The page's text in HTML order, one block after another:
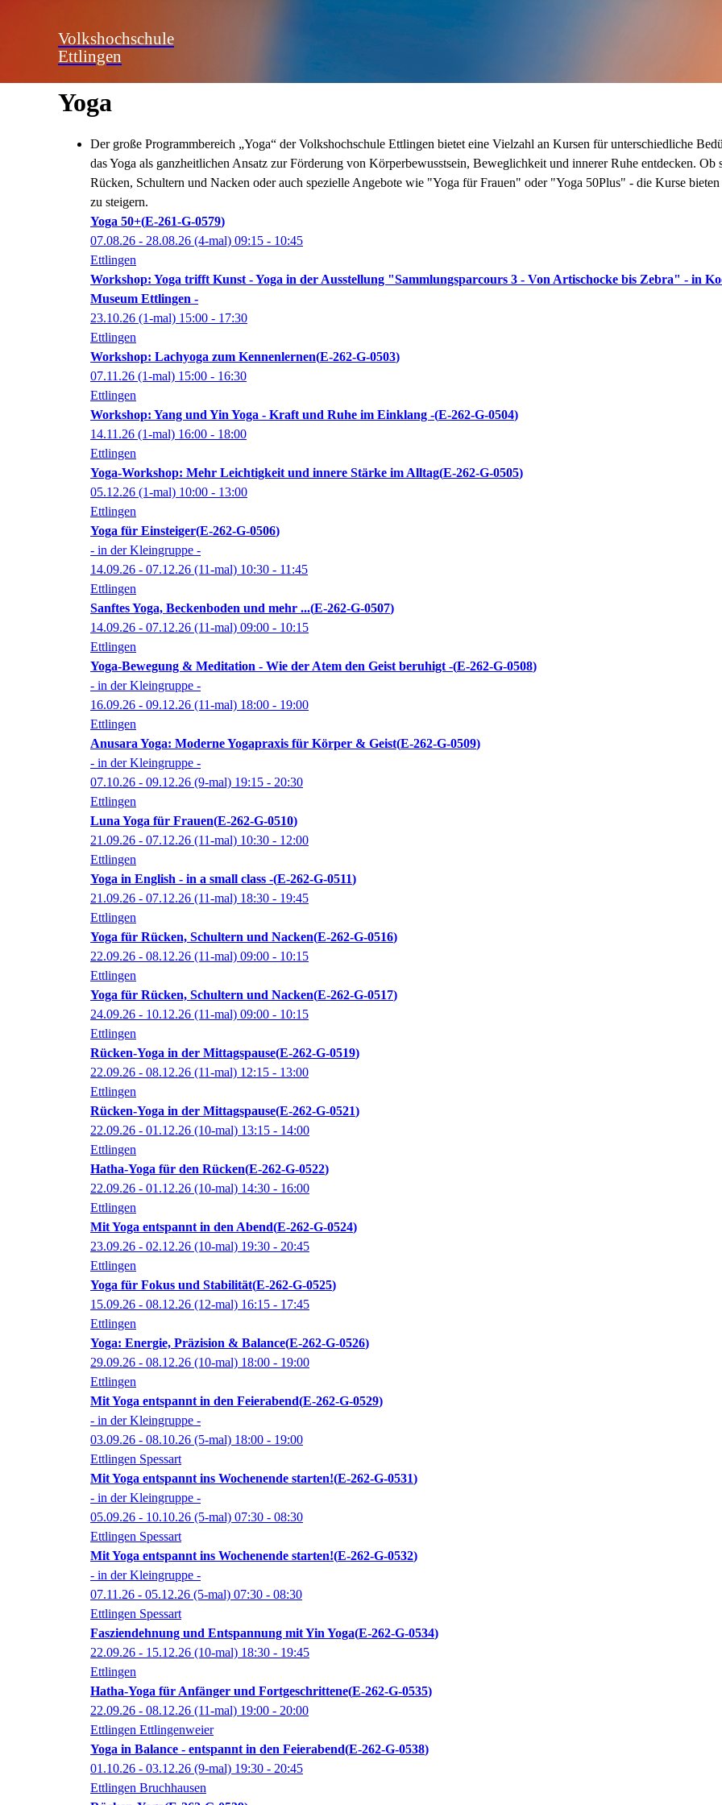
Volkshochschule
Ettlingen
Yoga
Der große Programmbereich „Yoga“ der Volkshochschule Ettlingen bietet eine Vielzahl an Kursen für unterschiedliche
das Yoga als ganzheitlichen Ansatz zur Förderung von Körperbewusstsein, Beweglichkeit und innerer Ruhe entdecken.
Rücken, Schultern und Nacken oder auch spezielle Angebote wie "Yoga für Frauen" oder "Yoga 50Plus" - die Kurse
zu steigern.
Yoga 50+ E-261-G-0579
07.08.26 - 28.08.26 (4-mal) 09:15 - 10:45
Ettlingen
Workshop: Yoga trifft Kunst - Yoga in der Ausstellung "Sammlungsparcours 3 - Von Artischocke bis Zebra" - in
Museum Ettlingen -
23.10.26 (1-mal) 15:00 - 17:30
Ettlingen
Workshop: Lachyoga zum Kennenlernen E-262-G-0503
07.11.26 (1-mal) 15:00 - 16:30
Ettlingen
Workshop: Yang und Yin Yoga - Kraft und Ruhe im Einklang - E-262-G-0504
14.11.26 (1-mal) 16:00 - 18:00
Ettlingen
Yoga-Workshop: Mehr Leichtigkeit und innere Stärke im Alltag E-262-G-0505
05.12.26 (1-mal) 10:00 - 13:00
Ettlingen
Yoga für Einsteiger E-262-G-0506
- in der Kleingruppe -
14.09.26 - 07.12.26 (11-mal) 10:30 - 11:45
Ettlingen
Sanftes Yoga, Beckenboden und mehr ... E-262-G-0507
14.09.26 - 07.12.26 (11-mal) 09:00 - 10:15
Ettlingen
Yoga-Bewegung & Meditation - Wie der Atem den Geist beruhigt - E-262-G-0508
- in der Kleingruppe -
16.09.26 - 09.12.26 (11-mal) 18:00 - 19:00
Ettlingen
Anusara Yoga: Moderne Yogapraxis für Körper & Geist E-262-G-0509
- in der Kleingruppe -
07.10.26 - 09.12.26 (9-mal) 19:15 - 20:30
Ettlingen
Luna Yoga für Frauen E-262-G-0510
21.09.26 - 07.12.26 (11-mal) 10:30 - 12:00
Ettlingen
Yoga in English - in a small class - E-262-G-0511
21.09.26 - 07.12.26 (11-mal) 18:30 - 19:45
Ettlingen
Yoga für Rücken, Schultern und Nacken E-262-G-0516
22.09.26 - 08.12.26 (11-mal) 09:00 - 10:15
Ettlingen
Yoga für Rücken, Schultern und Nacken E-262-G-0517
24.09.26 - 10.12.26 (11-mal) 09:00 - 10:15
Ettlingen
Rücken-Yoga in der Mittagspause E-262-G-0519
22.09.26 - 08.12.26 (11-mal) 12:15 - 13:00
Ettlingen
Rücken-Yoga in der Mittagspause E-262-G-0521
22.09.26 - 01.12.26 (10-mal) 13:15 - 14:00
Ettlingen
Hatha-Yoga für den Rücken E-262-G-0522
22.09.26 - 01.12.26 (10-mal) 14:30 - 16:00
Ettlingen
Mit Yoga entspannt in den Abend E-262-G-0524
23.09.26 - 02.12.26 (10-mal) 19:30 - 20:45
Ettlingen
Yoga für Fokus und Stabilität E-262-G-0525
15.09.26 - 08.12.26 (12-mal) 16:15 - 17:45
Ettlingen
Yoga: Energie, Präzision & Balance E-262-G-0526
29.09.26 - 08.12.26 (10-mal) 18:00 - 19:00
Ettlingen
Mit Yoga entspannt in den Feierabend E-262-G-0529
- in der Kleingruppe -
03.09.26 - 08.10.26 (5-mal) 18:00 - 19:00
Ettlingen Spessart
Mit Yoga entspannt ins Wochenende starten! E-262-G-0531
- in der Kleingruppe -
05.09.26 - 10.10.26 (5-mal) 07:30 - 08:30
Ettlingen Spessart
Mit Yoga entspannt ins Wochenende starten! E-262-G-0532
- in der Kleingruppe -
07.11.26 - 05.12.26 (5-mal) 07:30 - 08:30
Ettlingen Spessart
Fasziendehnung und Entspannung mit Yin Yoga E-262-G-0534
22.09.26 - 15.12.26 (10-mal) 18:30 - 19:45
Ettlingen
Hatha-Yoga für Anfänger und Fortgeschrittene E-262-G-0535
22.09.26 - 08.12.26 (11-mal) 19:00 - 20:00
Ettlingen Ettlingenweier
Yoga in Balance - entspannt in den Feierabend E-262-G-0538
01.10.26 - 03.12.26 (9-mal) 19:30 - 20:45
Ettlingen Bruchhausen